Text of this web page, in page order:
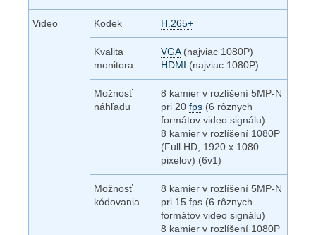
Video Kodek H.265+
Kvalita
monitora
VGA(najviac 1080P)
HDMI (najviac 1080P)
Možnosť
náhľadu
8 kamier v rozlíšení 5MP-N
pri 20 fps (6 rôznych
formátov video signálu)
8 kamier v rozlíšení 1080P
(Full HD, 1920 x 1080
pixelov) (6v1)
Možnosť
kódovania
8 kamier v rozlíšení 5MP-N
pri 15 fps (6 rôznych
formátov video signálu)
8 kamier v rozlíšení 1080P